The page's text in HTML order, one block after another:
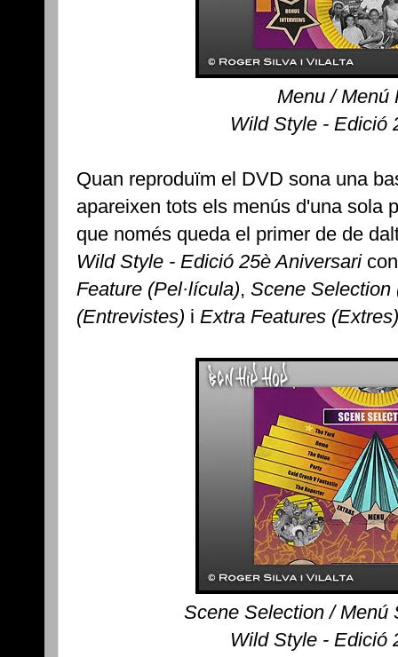
Menu / Menú
Wild Style - Edició
Quan reproduïm el DVD sona una
apareixen tots els menús d'una sola
que només queda el primer de de
Wild Style - Edició 25è Aniversari
Feature (Pel·lícula), Scene Selection
(Entrevistes) i Extra Features (Extres)
Scene Selection / Menú
Wild Style - Edició